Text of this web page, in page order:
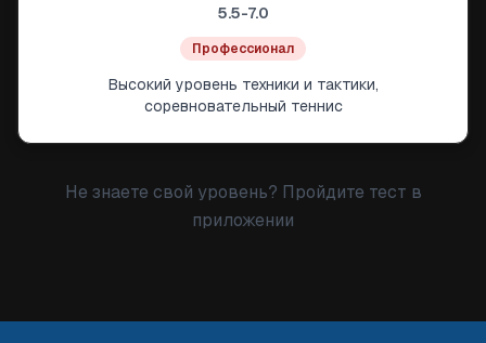
5.5-7.0
Профессионал
Высокий уровень техники и тактики,
соревновательный теннис
Не знаете свой уровень? Пройдите тест в
приложении